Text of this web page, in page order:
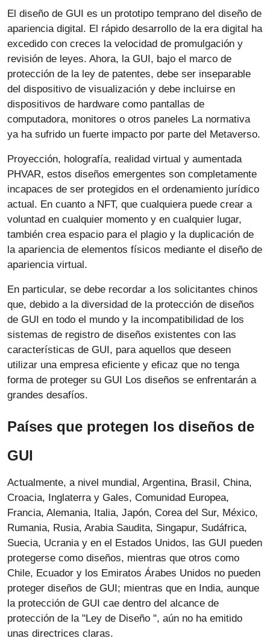
El diseño de GUI es un prototipo temprano del diseño de
apariencia digital. El rápido desarrollo de la era digital ha
excedido con creces la velocidad de promulgación y
revisión de leyes. Ahora, la GUI, bajo el marco de
protección de la ley de patentes, debe ser inseparable
del dispositivo de visualización y debe incluirse en
dispositivos de hardware como pantallas de
computadora, monitores o otros paneles La normativa
ya ha sufrido un fuerte impacto por parte del Metaverso.
Proyección, holografía, realidad virtual y aumentada
PHVAR, estos diseños emergentes son completamente
incapaces de ser protegidos en el ordenamiento jurídico
actual. En cuanto a NFT, que cualquiera puede crear a
voluntad en cualquier momento y en cualquier lugar,
también crea espacio para el plagio y la duplicación de
la apariencia de elementos físicos mediante el diseño de
apariencia virtual.
En particular, se debe recordar a los solicitantes chinos
que, debido a la diversidad de la protección de diseños
de GUI en todo el mundo y la incompatibilidad de los
sistemas de registro de diseños existentes con las
características de GUI, para aquellos que deseen
utilizar una empresa eficiente y eficaz que no tenga
forma de proteger su GUI Los diseños se enfrentarán a
grandes desafíos.
Países que protegen los diseños de
GUI
Actualmente, a nivel mundial, Argentina, Brasil, China,
Croacia, Inglaterra y Gales, Comunidad Europea,
Francia, Alemania, Italia, Japón, Corea del Sur, México,
Rumania, Rusia, Arabia Saudita, Singapur, Sudáfrica,
Suecia, Ucrania y en el Estados Unidos, las GUI pueden
protegerse como diseños, mientras que otros como
Chile, Ecuador y los Emiratos Árabes Unidos no pueden
proteger diseños de GUI; mientras que en India, aunque
la protección de GUI cae dentro del alcance de
protección de la "Ley de Diseño ", aún no ha emitido
unas directrices claras.